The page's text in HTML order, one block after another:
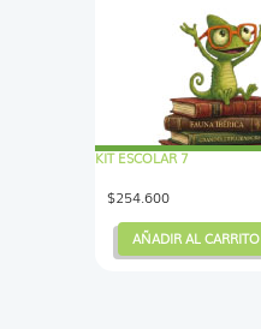
KIT ESCOLAR 7
$254.600
AÑADIR AL CARRITO